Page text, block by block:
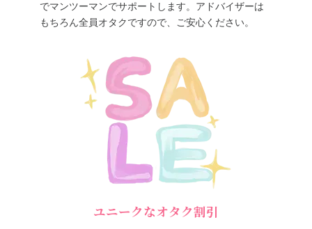
でマンツーマンでサポートします。アドバイザーは
もちろん全員オタクですので、ご安心ください。
ユニークなオタク割引